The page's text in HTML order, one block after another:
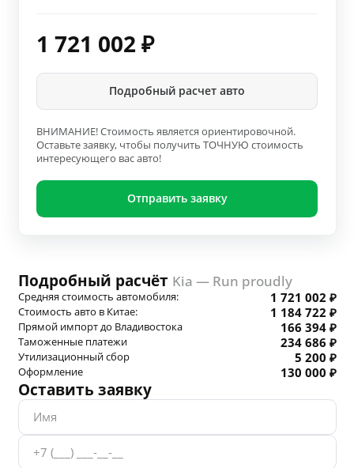
1 721 002 ₽
Подробный расчет авто
ВНИМАНИЕ! Стоимость является ориентировочной.
Оставьте заявку, чтобы получить ТОЧНУЮ стоимость
интересующего вас авто!
Отправить заявку
Подробный расчёт Kia — Run proudly
Средняя стоимость автомобиля: 1 721 002 ₽
Стоимость авто в Китае: 1 184 722 ₽
Прямой импорт до Владивостока 166 394 ₽
Таможенные платежи 234 686 ₽
Утилизационный сбор 5 200 ₽
Оформление 130 000 ₽
Оставить заявку